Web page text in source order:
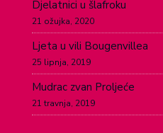
Djelatnici u šlafroku
21 ožujka, 2020
Ljeta u vili Bougenvillea
25 lipnja, 2019
Mudrac zvan Proljeće
21 travnja, 2019